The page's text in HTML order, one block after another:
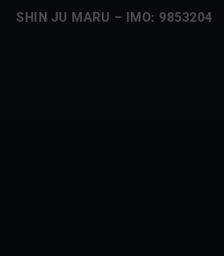
SHIN JU MARU – IMO: 9853204